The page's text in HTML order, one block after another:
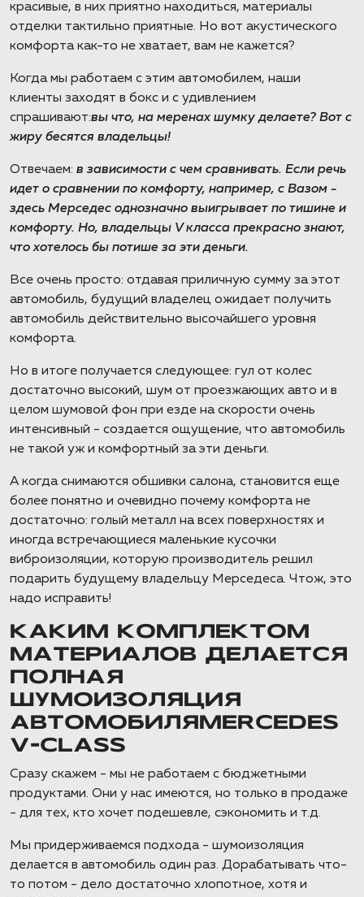
красивые, в них приятно находиться, материалы
отделки тактильно приятные. Но вот акустического
комфорта как-то не хватает, вам не кажется?
Когда мы работаем с этим автомобилем, наши
клиенты заходят в бокс и с удивлением
спрашивают:вы что, на меренах шумку делаете? Вот с
жиру бесятся владельцы!
Отвечаем: в зависимости с чем сравнивать. Если речь
идет о сравнении по комфорту, например, с Вазом -
здесь Мерседес однозначно выигрывает по тишине и
комфорту. Но, владельцы V класса прекрасно знают,
что хотелось бы потише за эти деньги.
Все очень просто: отдавая приличную сумму за этот
автомобиль, будущий владелец ожидает получить
автомобиль действительно высочайшего уровня
комфорта.
Но в итоге получается следующее: гул от колес
достаточно высокий, шум от проезжающих авто и в
целом шумовой фон при езде на скорости очень
интенсивный - создается ощущение, что автомобиль
не такой уж и комфортный за эти деньги.
А когда снимаются обшивки салона, становится еще
более понятно и очевидно почему комфорта не
достаточно: голый металл на всех поверхностях и
иногда встречающиеся маленькие кусочки
виброизоляции, которую производитель решил
подарить будущему владельцу Мерседеса. Чтож, это
надо исправить!
КАКИМ КОМПЛЕКТОМ
МАТЕРИАЛОВ ДЕЛАЕТСЯ
ПОЛНАЯ
ШУМОИЗОЛЯЦИЯ
АВТОМОБИЛЯMERCEDES
V-CLASS
Сразу скажем - мы не работаем с бюджетными
продуктами. Они у нас имеются, но только в продаже
- для тех, кто хочет подешевле, сэкономить и т.д.
Мы придерживаемся подхода - шумоизоляция
делается в автомобиль один раз. Дорабатывать что-
то потом - дело достаточно хлопотное, хотя и